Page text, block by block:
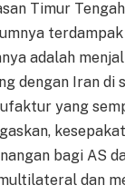
Timur
adalah
dengan Iran di
yang
bagi AS
dan